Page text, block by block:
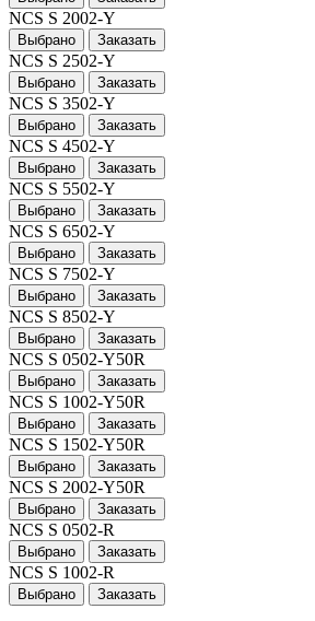
NCS S 2002-Y
Выбрано Заказать
NCS S 2502-Y
Выбрано Заказать
NCS S 3502-Y
Выбрано Заказать
NCS S 4502-Y
Выбрано Заказать
NCS S 5502-Y
Выбрано Заказать
NCS S 6502-Y
Выбрано Заказать
NCS S 7502-Y
Выбрано Заказать
NCS S 8502-Y
Выбрано Заказать
NCS S 0502-Y50R
Выбрано Заказать
NCS S 1002-Y50R
Выбрано Заказать
NCS S 1502-Y50R
Выбрано Заказать
NCS S 2002-Y50R
Выбрано Заказать
NCS S 0502-R
Выбрано Заказать
NCS S 1002-R
Выбрано Заказать